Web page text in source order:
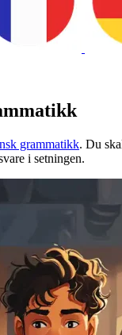
grammatikk. Du
i setningen.